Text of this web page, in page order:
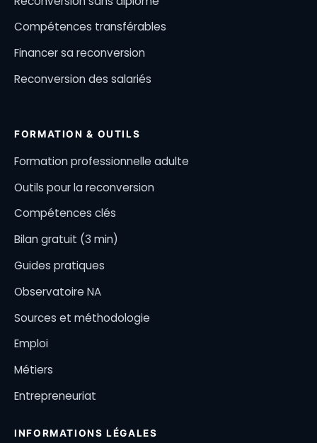
Compétences transférables
Financer sa reconversion
Reconversion des salariés
FORMATION & OUTILS
Formation professionnelle adulte
Outils pour la reconversion
Compétences clés
Bilan gratuit (3 min)
Guides pratiques
Observatoire NA
Sources et méthodologie
Emploi
Métiers
Entrepreneuriat
INFORMATIONS LÉGALES